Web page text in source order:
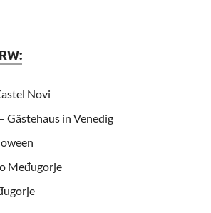
Novi
Gästehaus in Venedig
Međugorje